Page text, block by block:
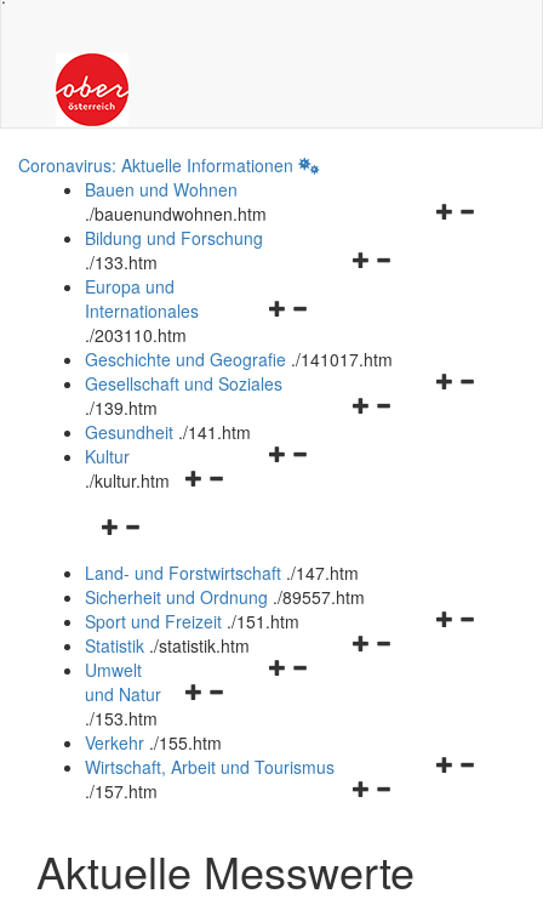
Coronavirus: Aktuelle Informationen
Bauen und Wohnen
./bauenundwohnen.htm
Navigationsmenü
Bildung und Forschung
./133.htm
Navigationsmenü
und
schließen
Europa und
Internationales
./203110.htm
Geschichte und Geografie ./141017.htm
Navigationsmenü
Gesellschaft und Soziales
./139.htm
Navigationsmenü
Gesundheit ./141.htm
Navigationsmenü
Kultur
./kultur.htm
Navigationsmenü
und
schließen
Land- und Forstwirtschaft ./147.htm
Sicherheit und Ordnung ./89557.htm
Navigationsmenü
Sport und Freizeit ./151.htm
Navigationsmenü
Statistik ./statistik.htm
Navigationsmenü
und
schließen
Umwelt
und Natur
./153.htm
Verkehr ./155.htm
Navigationsmenü
schließen
Wirtschaft, Arbeit und Tourismus
./157.htm
Aktuelle Messwerte